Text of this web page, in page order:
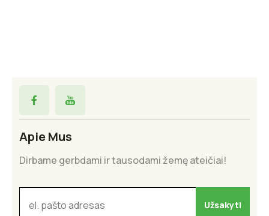
Apie Mus
Dirbame gerbdami ir tausodami žemę ateičiai!